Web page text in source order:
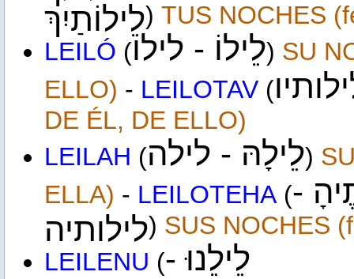
לֵילוֹתַיִךְ) TUS NOCHES
LEILÓ (לֵילוֹ - לילו) SU
ELLO) - LEILOTAV (
DE ÉL, DE ELLO)
LEILAH (לֵילָהּ - לילה)
ELLA) - LEILOTEHA (-
לילותיה) SUS NOCHES
LEILENU (לֵילֵנוּ -